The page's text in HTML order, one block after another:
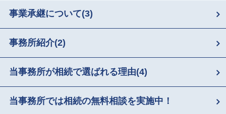
事業承継について(3)
事務所紹介(2)
当事務所が相続で選ばれる理由(4)
当事務所では相続の無料相談を実施中！